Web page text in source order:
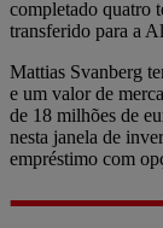
completado quatro
transferido para a
Mattias Svanberg
e um valor de
de 18 milhões de
nesta janela de
empréstimo com